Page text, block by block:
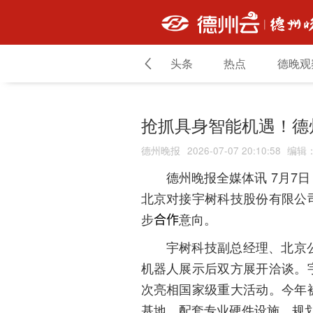
头条 热点 德晚
抢抓具身智能机遇！
德州晚报 2026-07-07 20:10:58 编辑
德州晚报全媒体讯 7月7
北京对接宇树科技股份有限
步合作意向。
宇树科技副总经理、北
机器人展示后双方展开洽谈
次亮相国家级重大活动。今